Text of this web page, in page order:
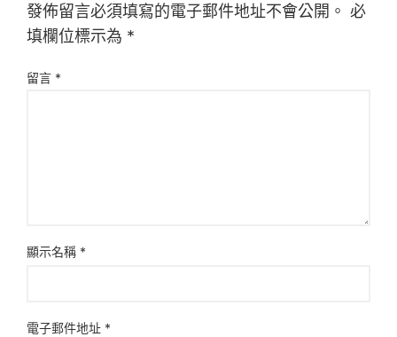
發佈留言必須填寫的電子郵件地址不會公開。 必
填欄位標示為 *
留言 *
顯示名稱 *
電子郵件地址 *